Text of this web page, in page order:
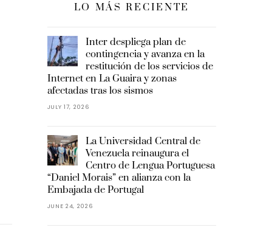
LO MÁS RECIENTE
Inter despliega plan de
contingencia y avanza en la
restitución de los servicios de
Internet en La Guaira y zonas
afectadas tras los sismos
JULY 17, 2026
La Universidad Central de
Venezuela reinaugura el
Centro de Lengua Portuguesa
“Daniel Morais” en alianza con la
Embajada de Portugal
JUNE 24, 2026